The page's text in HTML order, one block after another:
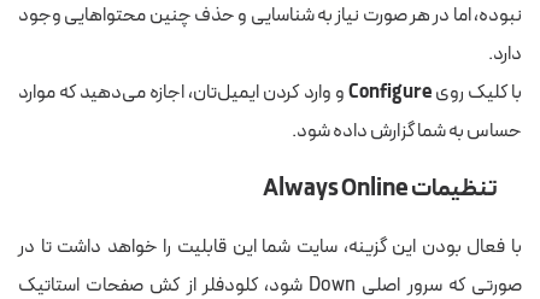
نبوده، اما در هر صورت نیاز به شناسایی و حذف چنین محتواهایی وجود
دارد.
با کلیک رویConfigureو وارد کردن ایمیل‌تان، اجازه می‌دهید که موارد
حساس به شما گزارش داده شود.
تنظیمات Always Online
با فعال بودن این گزینه، سایت شما این قابلیت را خواهد داشت تا در
صورتی که سرور اصلی Down شود، کلودفلر از کش صفحات استاتیک